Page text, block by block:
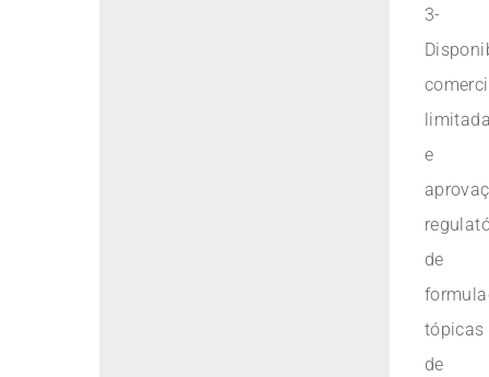
3-
e
de
tópicas
de